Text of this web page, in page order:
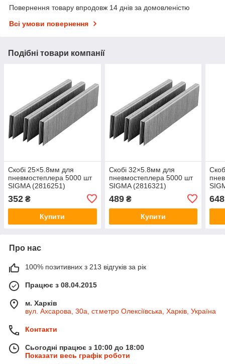
Повернення товару впродовж 14 днів за домовленістю
Всі умови повернення
Подібні товари компанії
Скобі 25×5.8мм для
пневмостеплера 5000 шт
SIGMA (2816251)
352 ₴
Купити
Скобі 32×5.8мм для
пневмостеплера 5000 шт
SIGMA (2816321)
489₴
Купити
648
Про нас
100% позитивних з 213 відгуків за рік
Працює з 08.04.2015
м. Харків
вул. Ахсарова, 30а, ст.метро Олексіївська, Харків, Україна
Контакти
Сьогодні працює з 10:00 до 18:00
Показати весь графік роботи